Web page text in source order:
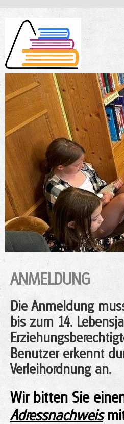
ANMELDUNG
Die Anmeldung
bis zum 14.
Benutzer erkennt
Verleihordnung an.
Wir bitten Sie
Adressnachweis